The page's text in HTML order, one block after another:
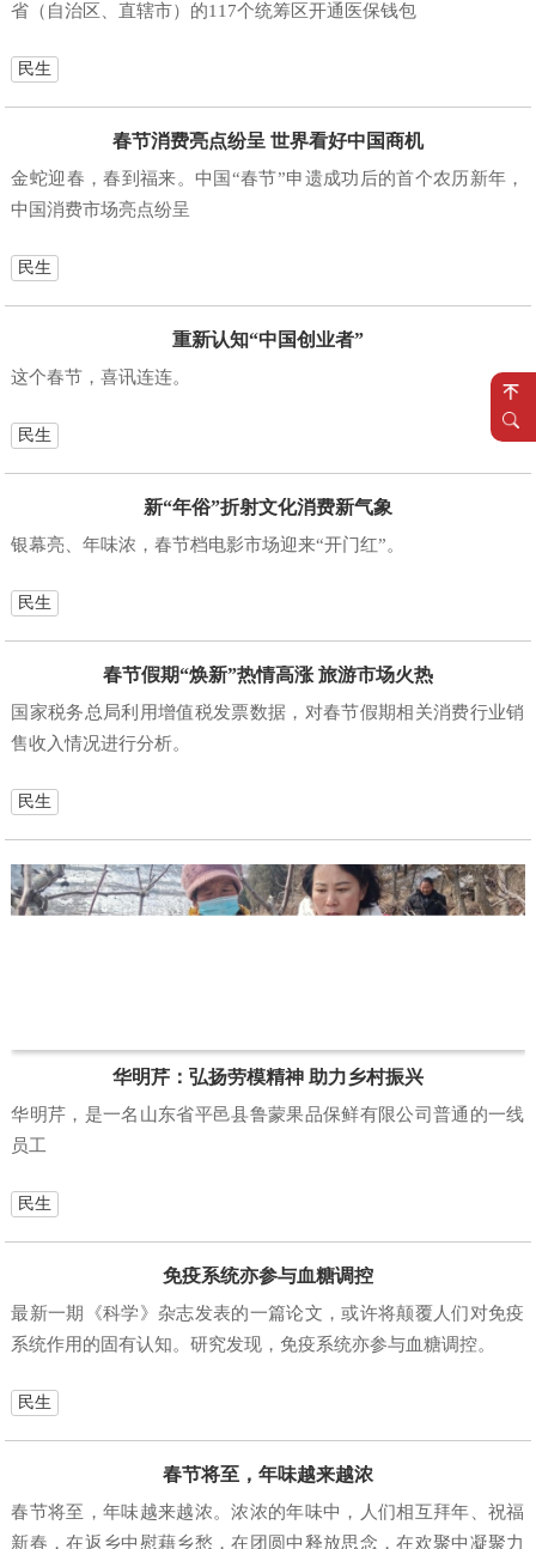
省（自治区、直辖市）的117个统筹区开通医保钱包
民生
春节消费亮点纷呈 世界看好中国商机
金蛇迎春，春到福来。中国“春节”申遗成功后的首个农历新年，
中国消费市场亮点纷呈
民生
重新认知“中国创业者”
这个春节，喜讯连连。
民生
新“年俗”折射文化消费新气象
银幕亮、年味浓，春节档电影市场迎来“开门红”。
民生
春节假期“焕新”热情高涨 旅游市场火热
国家税务总局利用增值税发票数据，对春节假期相关消费行业销
售收入情况进行分析。
民生
华明芹：弘扬劳模精神 助力乡村振兴
华明芹，是一名山东省平邑县鲁蒙果品保鲜有限公司普通的一线
员工
民生
免疫系统亦参与血糖调控
最新一期《科学》杂志发表的一篇论文，或许将颠覆人们对免疫
系统作用的固有认知。研究发现，免疫系统亦参与血糖调控。
民生
春节将至，年味越来越浓
春节将至，年味越来越浓。浓浓的年味中，人们相互拜年、祝福
新春，在返乡中慰藉乡愁，在团圆中释放思念，在欢聚中凝聚力